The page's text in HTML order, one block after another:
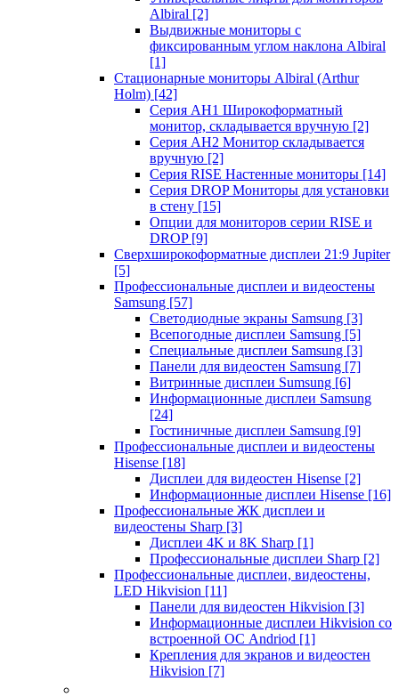
Albiral [2]
Выдвижные мониторы с
фиксированным углом наклона Albiral
[1]
Стационарные мониторы Albiral (Arthur
Holm) [42]
Серия AH1 Широкоформатный
монитор, складывается вручную [2]
Серия AH2 Монитор складывается
вручную [2]
Серия RISE Настенные мониторы [14]
Серия DROP Мониторы для установки
в стену [15]
Опции для мониторов серии RISE и
DROP [9]
Сверхширокоформатные дисплеи 21:9 Jupiter
[5]
Профессиональные дисплеи и видеостены
Samsung [57]
Светодиодные экраны Samsung [3]
Всепогодные дисплеи Samsung [5]
Специальные дисплеи Samsung [3]
Панели для видеостен Samsung [7]
Витринные дисплеи Sumsung [6]
Информационные дисплеи Samsung
[24]
Гостиничные дисплеи Samsung [9]
Профессиональные дисплеи и видеостены
Hisense [18]
Дисплеи для видеостен Hisense [2]
Информационные дисплеи Hisense [16]
Профессиональные ЖК дисплеи и
видеостены Sharp [3]
Дисплеи 4K и 8K Sharp [1]
Профессиональные дисплеи Sharp [2]
Профессиональные дисплеи, видеостены,
LED Hikvision [11]
Панели для видеостен Hikvision [3]
Информационные дисплеи Hikvision со
встроенной ОС Andriod [1]
Крепления для экранов и видеостен
Hikvision [7]